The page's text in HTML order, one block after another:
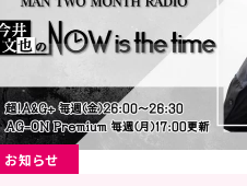
お知らせ